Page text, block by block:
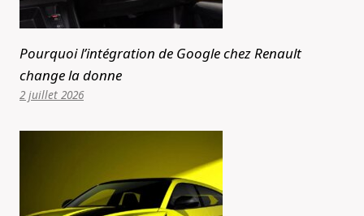
Pourquoi l’intégration de Google chez Renault
change la donne
2 juillet 2026